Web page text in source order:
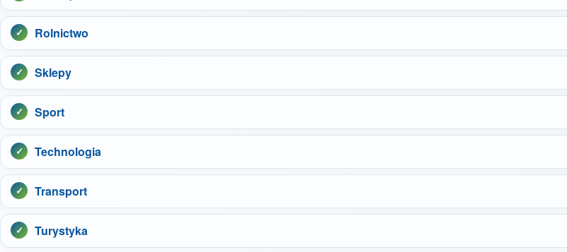
Rolnictwo
Sklepy
Sport
Technologia
Transport
Turystyka